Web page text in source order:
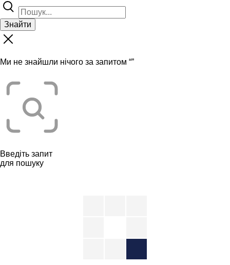
Знайти
Ми не знайшли нічого за запитом “”
Введіть запит
для пошуку